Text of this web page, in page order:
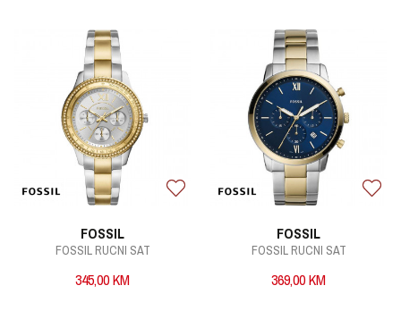
FOSSIL
FOSSIL RUCNI SAT
345,00KM
FOSSIL
FOSSIL RUCNI SAT
369,00KM